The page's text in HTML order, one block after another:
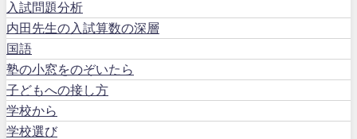
入試問題分析
内田先生の入試算数の深層
国語
塾の小窓をのぞいたら
子どもへの接し方
学校から
学校選び